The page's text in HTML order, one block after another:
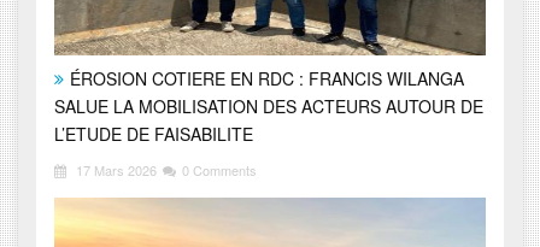
ÉROSION COTIERE EN RDC : FRANCIS WILANGA
SALUE LA MOBILISATION DES ACTEURS AUTOUR DE
L’ETUDE DE FAISABILITE
17 Mars 2026 0 Comments